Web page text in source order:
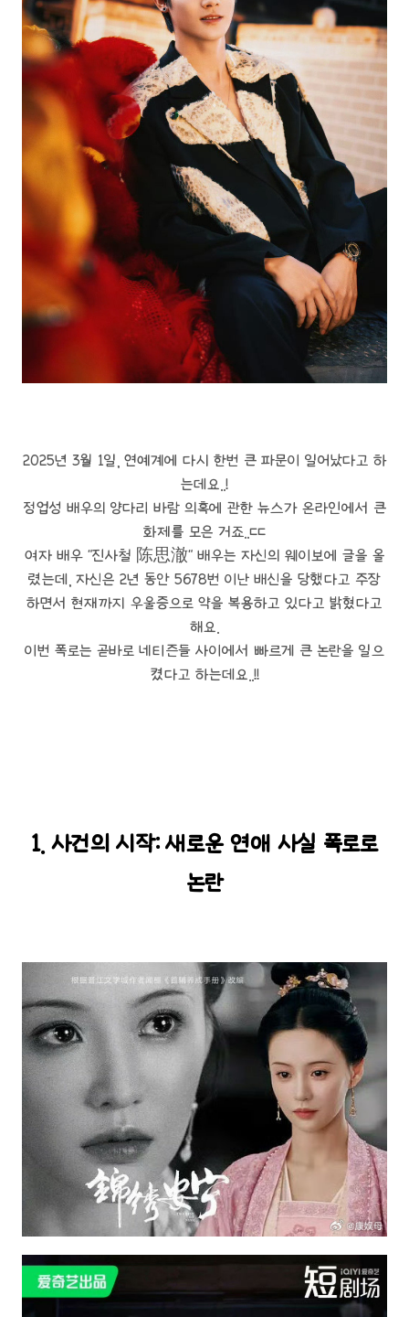
2025년 3월 1일, 연예계에 다시 한번 큰 파문이 일어났다고 하
는데요..!
정업성 배우의 양다리 바람 의혹에 관한 뉴스가 온라인에서 큰
화제를 모은 거죠..ㄷㄷ
여자 배우 "진사철 陈思澈" 배우는 자신의 웨이보에 글을 올
렸는데, 자신은 2년 동안 5678번 이난 배신을 당했다고 주장
하면서 현재까지 우울증으로 약을 복용하고 있다고 밝혔다고
해요.
이번 폭로는 곧바로 네티즌들 사이에서 빠르게 큰 논란을 일으
켰다고 하는데요..!!
1. 사건의 시작: 새로운 연애 사실 폭로로
논란